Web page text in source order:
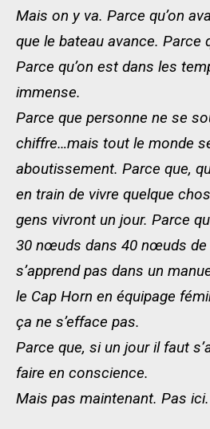
Mais on y va. Parce qu’on
que le bateau avance. Parce
Parce qu’on est dans les
immense.
Parce que personne ne se
chiffre…mais tout le monde
aboutissement. Parce que,
en train de vivre quelque
gens vivront un jour. Parce
30 nœuds dans 40 nœuds de
s’apprend pas dans un
le Cap Horn en équipage
ça ne s’efface pas.
Parce que, si un jour il faut
faire en conscience.
Mais pas maintenant. Pas